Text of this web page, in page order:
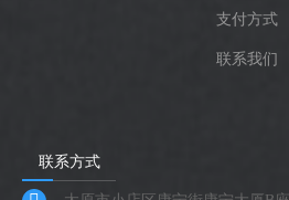
支付方式
联系我们
联系方式